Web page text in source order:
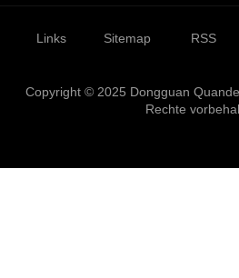
Links Sitemap RSS
Copyright © 2025 Dongguan
Rechte